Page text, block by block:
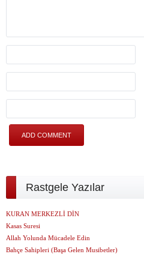
Rastgele Yazılar
KURAN MERKEZLİ DİN
Kasas Suresi
Allah Yolunda Mücadele Edin
Bahçe Sahipleri (Başa Gelen Musibetler)